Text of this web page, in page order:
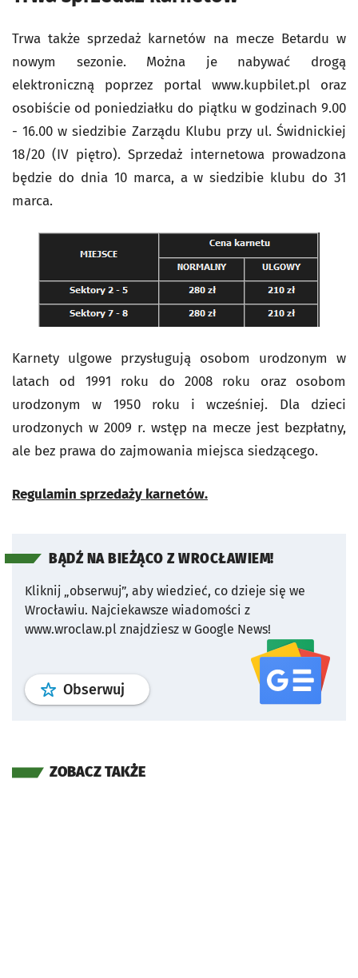
Trwa także sprzedaż karnetów na mecze Betardu w
nowym sezonie. Można je nabywać drogą
elektroniczną poprzez portal www.kupbilet.pl oraz
osobiście od poniedziałku do piątku w godzinach 9.00
- 16.00 w siedzibie Zarządu Klubu przy ul. Świdnickiej
18/20 (IV piętro). Sprzedaż internetowa prowadzona
będzie do dnia 10 marca, a w siedzibie klubu do 31
marca.
Karnety ulgowe przysługują osobom urodzonym w
latach od 1991 roku do 2008 roku oraz osobom
urodzonym w 1950 roku i wcześniej. Dla dzieci
urodzonych w 2009 r. wstęp na mecze jest bezpłatny,
ale bez prawa do zajmowania miejsca siedzącego.
Regulamin sprzedaży karnetów.
BĄDŹ NA BIEŻĄCO Z WROCŁAWIEM!
Kliknij „obserwuj”, aby wiedzieć, co dzieje się we
Wrocławiu. Najciekawsze wiadomości z
www.wroclaw.pl znajdziesz w Google News!
Obserwuj profil serwisu
ZOBACZ TAKŻE